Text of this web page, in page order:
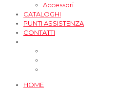
Accessori
CATALOGHI
PUNTI ASSISTENZA
CONTATTI
HOME